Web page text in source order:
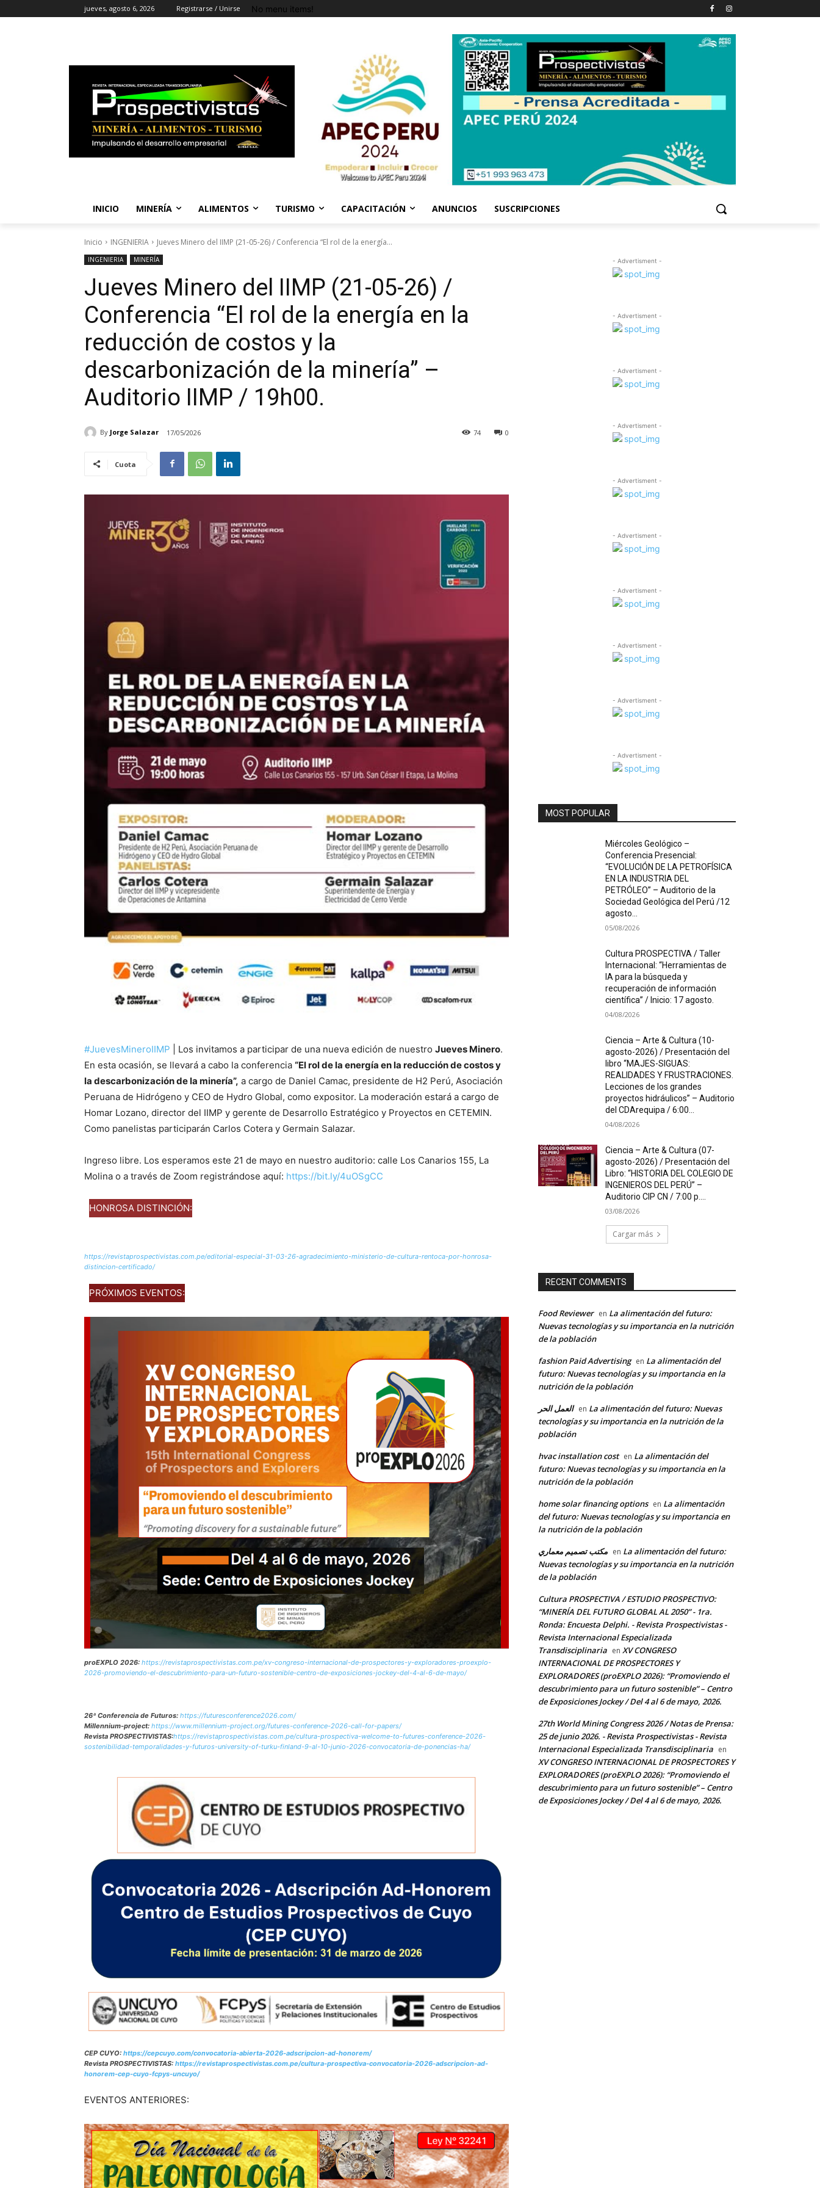
jueves, agosto 6, 2026 Registrarse / Unirse No menu items!
INICIO MINERÍA ALIMENTOS TURISMO CAPACITACIÓN ANUNCIOS SUSCRIPCIONES
Inicio INGENIERIA Jueves Minero del IIMP (21-05-26) / Conferencia “El rol de la energía...
INGENIERIA MINERÍA
Jueves Minero del IIMP (21-05-26) /
Conferencia “El rol de la energía en la
reducción de costos y la
descarbonización de la minería” –
Auditorio IIMP / 19h00.
By Jorge Salazar 17/05/2026 0
74
Cuota
#JuevesMineroIIMP | Los invitamos a participar de una nueva edición de nuestro Jueves Minero.
En esta ocasión, se llevará a cabo la conferencia “El rol de la energía en la reducción de costos y
la descarbonización de la minería”, a cargo de Daniel Camac, presidente de H2 Perú, Asociación
Peruana de Hidrógeno y CEO de Hydro Global, como expositor. La moderación estará a cargo de
Homar Lozano, director del IIMP y gerente de Desarrollo Estratégico y Proyectos en CETEMIN.
Como panelistas participarán Carlos Cotera y Germain Salazar.
Ingreso libre. Los esperamos este 21 de mayo en nuestro auditorio: calle Los Canarios 155, La
Molina o a través de Zoom registrándose aquí: https://bit.ly/4uOSgCC
HONROSA DISTINCIÓN:
https://revistaprospectivistas.com.pe/editorial-especial-31-03-26-agradecimiento-ministerio-de-cultura-rentoca-por-honrosa-
distincion-certificado/
PRÓXIMOS EVENTOS:
proEXPLO 2026: https://revistaprospectivistas.com.pe/xv-congreso-internacional-de-prospectores-y-exploradores-proexplo-
2026-promoviendo-el-descubrimiento-para-un-futuro-sostenible-centro-de-exposiciones-jockey-del-4-al-6-de-mayo/
26ª Conferencia de Futuros: https://futuresconference2026.com/
Millennium-project: https://www.millennium-project.org/futures-conference-2026-call-for-papers/
Revista PROSPECTIVISTAS:https://revistaprospectivistas.com.pe/cultura-prospectiva-welcome-to-futures-conference-2026-
sostenibilidad-temporalidades-y-futuros-university-of-turku-finland-9-al-10-junio-2026-convocatoria-de-ponencias-ha/
CEP CUYO: https://cepcuyo.com/convocatoria-abierta-2026-adscripcion-ad-honorem/
Revista PROSPECTIVISTAS: https://revistaprospectivistas.com.pe/cultura-prospectiva-convocatoria-2026-adscripcion-ad-
honorem-cep-cuyo-fcpys-uncuyo/
EVENTOS ANTERIORES:
- Advertisment -
- Advertisment -
- Advertisment -
- Advertisment -
- Advertisment -
- Advertisment -
- Advertisment -
- Advertisment -
- Advertisment -
- Advertisment -
MOST POPULAR
Miércoles Geológico –
Conferencia Presencial:
“EVOLUCIÓN DE LA PETROFÍSICA
EN LA INDUSTRIA DEL
PETRÓLEO” – Auditorio de la
Sociedad Geológica del Perú /12
agosto...
05/08/2026
Cultura PROSPECTIVA / Taller
Internacional: “Herramientas de
IA para la búsqueda y
recuperación de información
científica” / Inicio: 17 agosto.
04/08/2026
Ciencia – Arte & Cultura (10-
agosto-2026) / Presentación del
libro “MAJES-SIGUAS:
REALIDADES Y FRUSTRACIONES.
Lecciones de los grandes
proyectos hidráulicos” – Auditorio
del CDArequipa / 6:00...
04/08/2026
Ciencia – Arte & Cultura (07-
agosto-2026) / Presentación del
Libro: “HISTORIA DEL COLEGIO DE
INGENIEROS DEL PERÚ” –
Auditorio CIP CN / 7:00 p....
03/08/2026
Cargar más
RECENT COMMENTS
Food Reviewer en La alimentación del futuro:
Nuevas tecnologías y su importancia en la nutrición
de la población
fashion Paid Advertising en La alimentación del
futuro: Nuevas tecnologías y su importancia en la
nutrición de la población
العمل الحر en La alimentación del futuro: Nuevas
tecnologías y su importancia en la nutrición de la
población
hvac installation cost en La alimentación del
futuro: Nuevas tecnologías y su importancia en la
nutrición de la población
home solar financing options en La alimentación
del futuro: Nuevas tecnologías y su importancia en
la nutrición de la población
مكتب تصميم معماري en La alimentación del futuro:
Nuevas tecnologías y su importancia en la nutrición
de la población
Cultura PROSPECTIVA / ESTUDIO PROSPECTIVO:
“MINERÍA DEL FUTURO GLOBAL AL 2050” - 1ra.
Ronda: Encuesta Delphi. - Revista Prospectivistas -
Revista Internacional Especializada
Transdisciplinaria en XV CONGRESO
INTERNACIONAL DE PROSPECTORES Y
EXPLORADORES (proEXPLO 2026): “Promoviendo el
descubrimiento para un futuro sostenible” – Centro
de Exposiciones Jockey / Del 4 al 6 de mayo, 2026.
27th World Mining Congress 2026 / Notas de Prensa:
25 de junio 2026. - Revista Prospectivistas - Revista
Internacional Especializada Transdisciplinaria en
XV CONGRESO INTERNACIONAL DE PROSPECTORES Y
EXPLORADORES (proEXPLO 2026): “Promoviendo el
descubrimiento para un futuro sostenible” – Centro
de Exposiciones Jockey / Del 4 al 6 de mayo, 2026.